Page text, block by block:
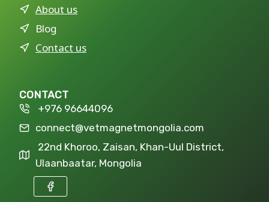
About us
Blog
Contact us
CONTACT
+976 96644096
connect@vetmagnetmongolia.com
22nd Khoroo, Zaisan, Khan-Uul District,
Ulaanbaatar, Mongolia